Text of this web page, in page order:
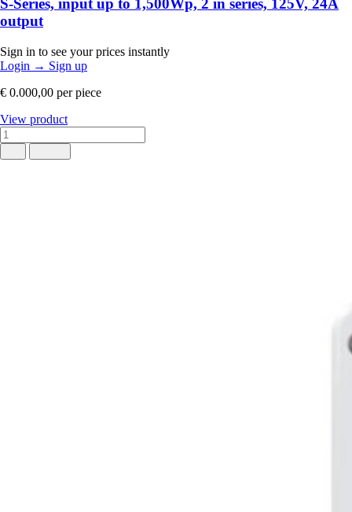
S-Series, input up to 1,500Wp, 2 in series, 125V, 24A
output
Sign in to see your prices instantly
Login → Sign up
€ 0.000,00 per piece
View product